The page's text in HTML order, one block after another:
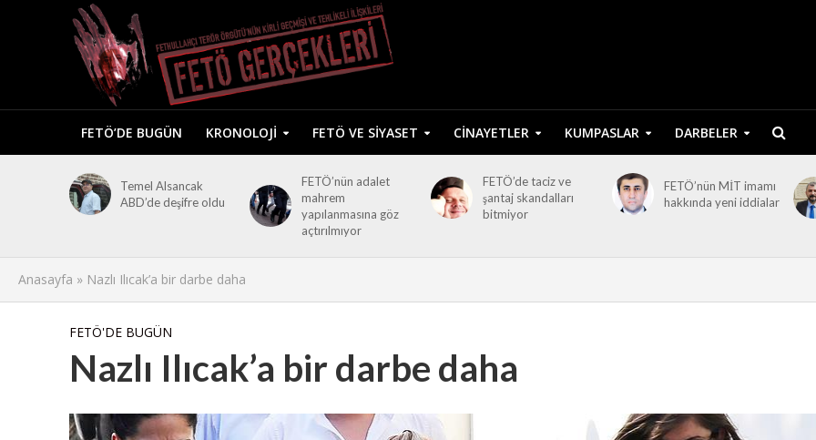
FETÖ’DE BUGÜN KRONOLOJI FETÖ VE SIYASET CINAYETLER KUMPASLAR DARBELER
Temel Alsancak
ABD’de deşifre oldu
FETÖ’nün adalet
mahrem
yapılanmasına göz
açtırılmıyor
FETÖ’de taciz ve
şantaj skandalları
bitmiyor
FETÖ’nün MİT imamı
hakkında yeni iddialar
Anasayfa » Nazlı Ilıcak’a bir darbe daha
FETÖ'DE BUGÜN
Nazlı Ilıcak’a bir darbe daha